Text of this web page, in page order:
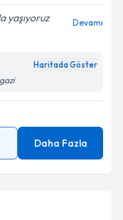
yaşıyoruz
Devamı
Haritada Göster
Daha Fazla